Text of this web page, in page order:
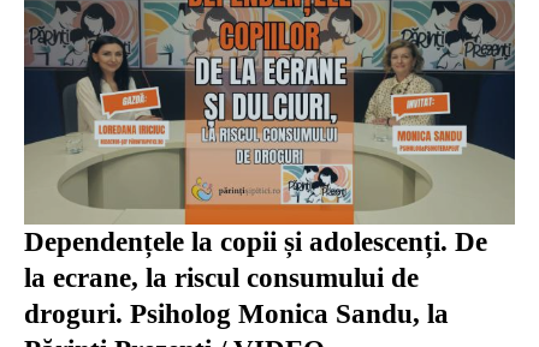
Dependențele la copii și adolescenți. De
la ecrane, la riscul consumului de
droguri. Psiholog Monica Sandu, la